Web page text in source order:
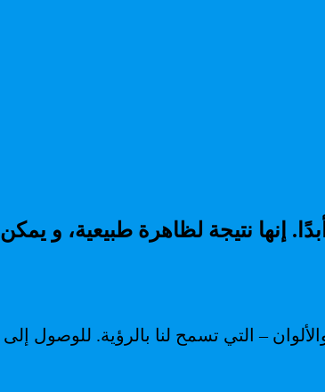
إنها نتيجة لظاهرة طبيعية، و يمكن
– التي تسمح لنا بالرؤية. للوصول